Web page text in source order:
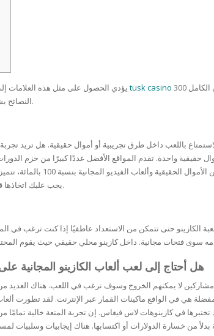
& MAKE-UP
&
&
GEL
FRIZZY HAIR
LOSS &
SCALPS
ما يمكنك دفعه خلال الرهان الكامل 300x لتتمكن من جمع 5 رموز مماثلة. تركز
النصائح بشكل أساسي على اكتساب القوة مع مرور الوقت وإنفاق الأموال.
باللعب داخل طرق تجريبية أو أموال حقيقية. هل تريد
على مكافأة نقدية يمكنك
يجب عليك اتخاذها قبل أن تتمكن من لعب منافذ السنت بدون تكلفة وبأموال حقيقية.
حتى تتمكن من الاستعداد عاطفيًا إذا كنت ترغب في
هل أحتاج إلى لعب ألعاب الكازينو المجانية على الإنترنت بنسبة
لا يمكنهم الخروج وسوف ترغب في اللعب. هناك العديد من
هي في الواقع ماكينات القمار عبر الإنترنت. لقد تطورت
في كازينوهات لاس فيغاس. إن تجربة المتعة خالية